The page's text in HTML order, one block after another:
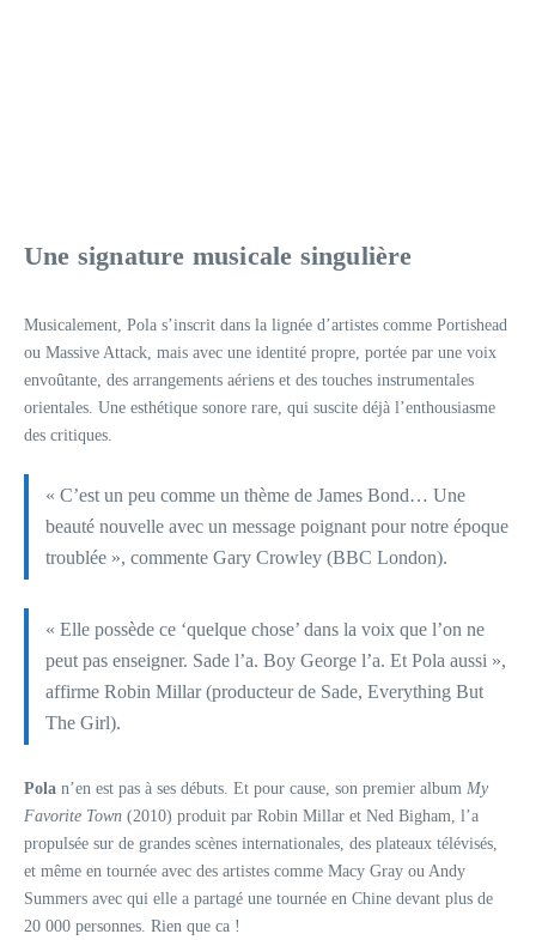
Une signature musicale singulière
Musicalement, Pola s’inscrit dans la lignée d’artistes comme Portishead
ou Massive Attack, mais avec une identité propre, portée par une voix
envoûtante, des arrangements aériens et des touches instrumentales
orientales. Une esthétique sonore rare, qui suscite déjà l’enthousiasme
des critiques.
« C’est un peu comme un thème de James Bond… Une
beauté nouvelle avec un message poignant pour notre époque
troublée », commente Gary Crowley (BBC London).
« Elle possède ce ‘quelque chose’ dans la voix que l’on ne
peut pas enseigner. Sade l’a. Boy George l’a. Et Pola aussi »,
affirme Robin Millar (producteur de Sade, Everything But
The Girl).
Pola n’en est pas à ses débuts. Et pour cause, son premier album My
Favorite Town (2010) produit par Robin Millar et Ned Bigham, l’a
propulsée sur de grandes scènes internationales, des plateaux télévisés,
et même en tournée avec des artistes comme Macy Gray ou Andy
Summers avec qui elle a partagé une tournée en Chine devant plus de
20 000 personnes. Rien que ca !